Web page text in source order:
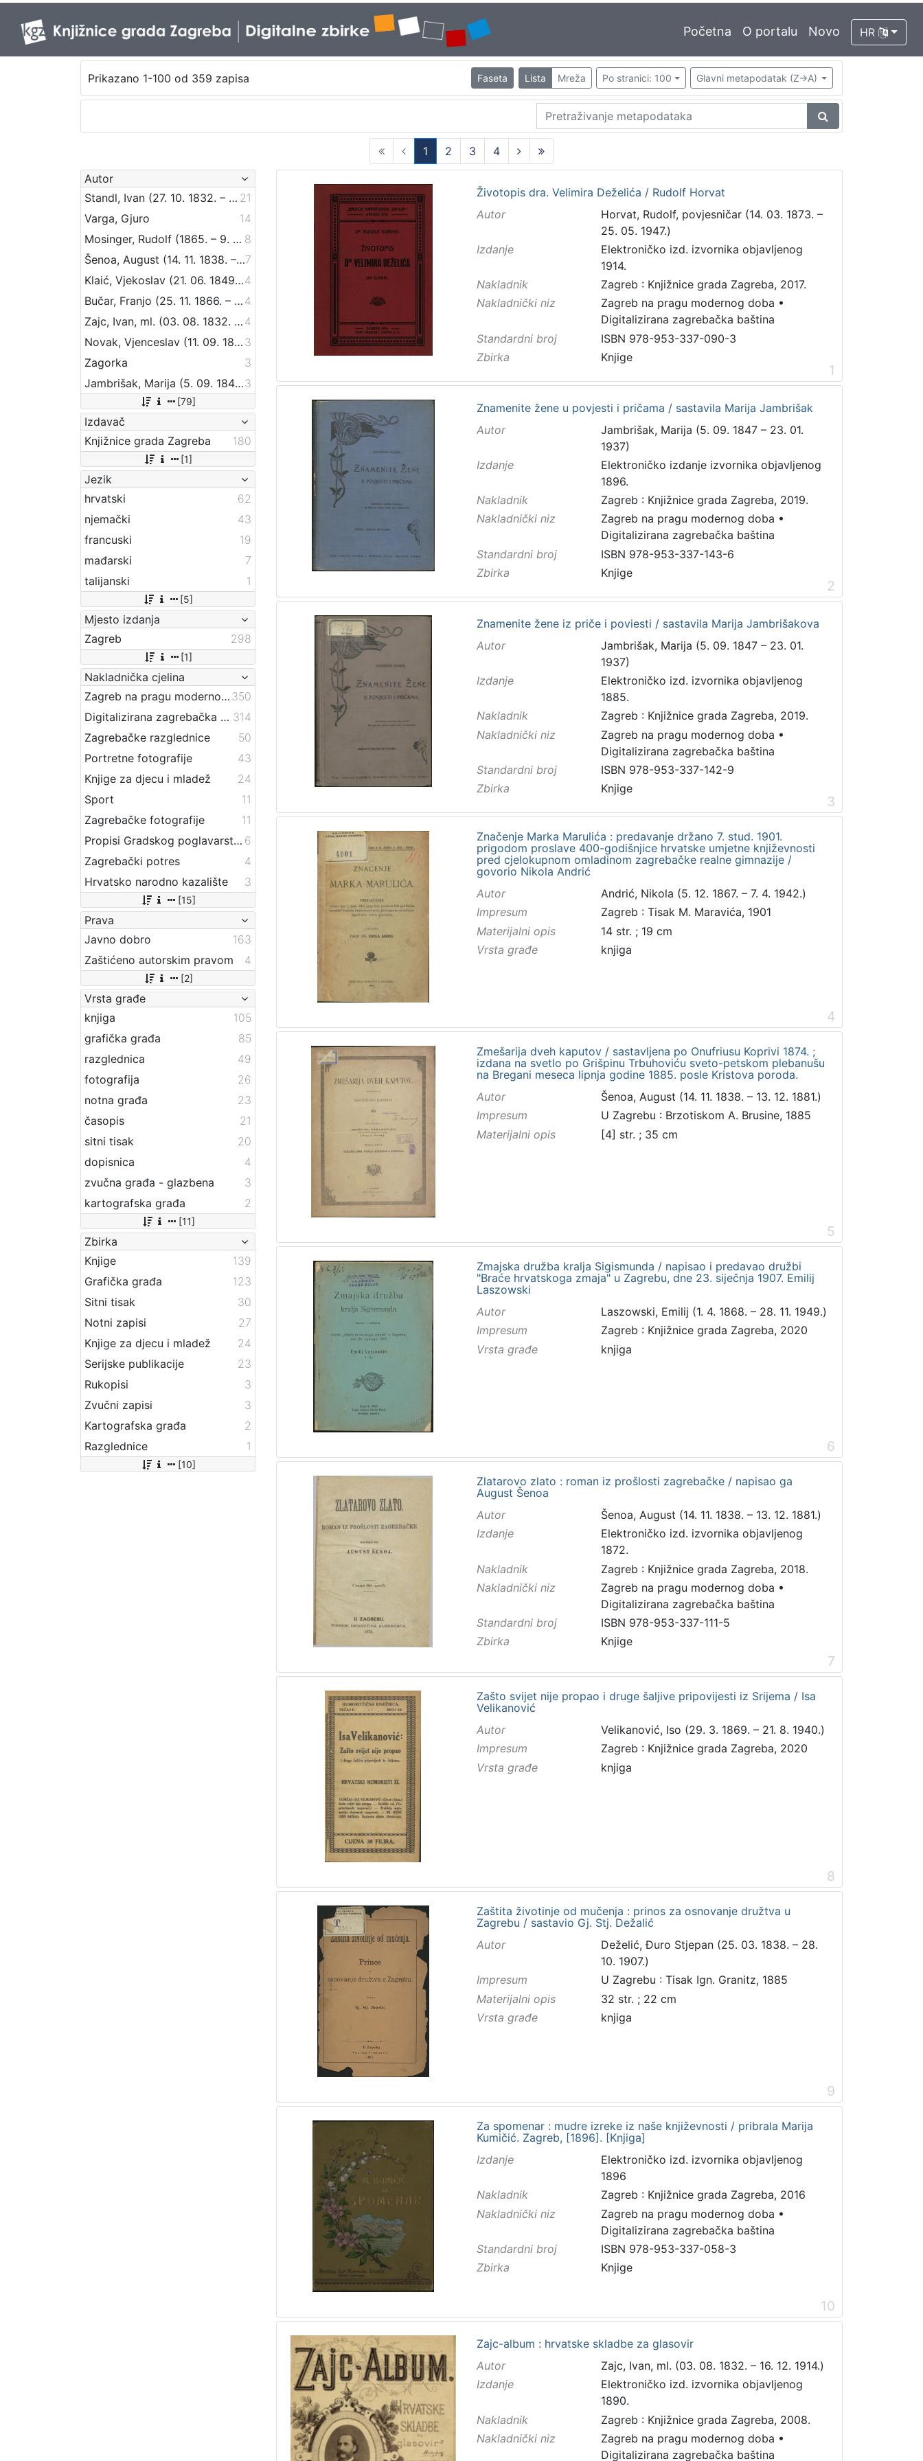
Početna O portalu Novo HR
Prikazano 1-100 od 359 zapisa Faseta Lista Mreža Po stranici: 100 Glavni metapodatak (Z->A)
1
(current)
2 3
4
Autor
Standl, Ivan (27. 10. 1832. – 30. 8. 1897.) 21
Varga, Gjuro
14
Mosinger, Rudolf (1865. – 9. 10. 1918.) 8
Šenoa, August (14. 11. 1838. – 13. 12. 1881.)7
Klaić, Vjekoslav (21. 06. 1849. – 01. 07. 1928.)4
Bučar, Franjo (25. 11. 1866. – 26. 12. 1946.) 4
Zajc, Ivan, ml. (03. 08. 1832. – 16. 12. 1914.) 4
Novak, Vjenceslav (11. 09. 1859 – 20. 09. 1905) 3
Zagorka
3
Jambrišak, Marija (5. 09. 1847 – 23. 01. 1937)3
[79]
Izdavač
Knjižnice grada Zagreba
180
[1]
Jezik
hrvatski
62
njemački
43
francuski
19
mađarski
7
talijanski
1
[5]
Mjesto izdanja
Zagreb
298
[1]
Nakladnička cjelina
Zagreb na pragu modernog doba 350
Digitalizirana zagrebačka baština 314
Zagrebačke razglednice
50
Portretne fotografije
43
Knjige za djecu i mladež
24
Sport
11
Zagrebačke fotografije
11
Propisi Gradskog poglavarstva 6
Zagrebački potres
4
Hrvatsko narodno kazalište
3
[15]
Prava
Javno dobro
163
Zaštićeno autorskim pravom
4
[2]
Vrsta građe
knjiga
105
grafička građa
85
razglednica
49
fotografija
26
notna građa
23
časopis
21
sitni tisak
20
dopisnica
4
zvučna građa - glazbena
3
kartografska građa
2
[11]
Zbirka
Knjige
139
Grafička građa
123
Sitni tisak
30
Notni zapisi
27
Knjige za djecu i mladež
24
Serijske publikacije
23
Rukopisi
3
Zvučni zapisi
3
Kartografska građa
2
Razglednice
1
[10]
Životopis dra. Velimira Deželića / Rudolf Horvat
Autor
Horvat, Rudolf, povjesničar (14. 03. 1873. –
25. 05. 1947.)
Izdanje
Elektroničko izd. izvornika objavljenog
1914.
Nakladnik
Zagreb : Knjižnice grada Zagreba, 2017.
Nakladnički niz
Zagreb na pragu modernog doba •
Digitalizirana zagrebačka baština
Standardni broj
ISBN 978-953-337-090-3
Zbirka
Knjige
1
Znamenite žene u povjesti i pričama / sastavila Marija Jambrišak
Autor
Jambrišak, Marija (5. 09. 1847 – 23. 01.
1937)
Izdanje
Elektroničko izdanje izvornika objavljenog
1896.
Nakladnik
Zagreb : Knjižnice grada Zagreba, 2019.
Nakladnički niz
Zagreb na pragu modernog doba •
Digitalizirana zagrebačka baština
Standardni broj
ISBN 978-953-337-143-6
Zbirka
Knjige
2
Znamenite žene iz priče i poviesti / sastavila Marija Jambrišakova
Autor
Jambrišak, Marija (5. 09. 1847 – 23. 01.
1937)
Izdanje
Elektroničko izd. izvornika objavljenog
1885.
Nakladnik
Zagreb : Knjižnice grada Zagreba, 2019.
Nakladnički niz
Zagreb na pragu modernog doba •
Digitalizirana zagrebačka baština
Standardni broj
ISBN 978-953-337-142-9
Zbirka
Knjige
3
Značenje Marka Marulića : predavanje držano 7. stud. 1901.
prigodom proslave 400-godišnjice hrvatske umjetne književnosti
pred cjelokupnom omladinom zagrebačke realne gimnazije /
govorio Nikola Andrić
Autor
Andrić, Nikola (5. 12. 1867. – 7. 4. 1942.)
Impresum
Zagreb : Tisak M. Maravića, 1901
Materijalni opis
14 str. ; 19 cm
Vrsta građe
knjiga
4
Zmešarija dveh kaputov / sastavljena po Onufriusu Koprivi 1874. ;
izdana na svetlo po Grišpinu Trbuhoviću sveto-petskom plebanušu
na Bregani meseca lipnja godine 1885. posle Kristova poroda.
Autor
Šenoa, August (14. 11. 1838. – 13. 12. 1881.)
Impresum
U Zagrebu : Brzotiskom A. Brusine, 1885
Materijalni opis
[4] str. ; 35 cm
5
Zmajska družba kralja Sigismunda / napisao i predavao družbi
"Braće hrvatskoga zmaja" u Zagrebu, dne 23. siječnja 1907. Emilij
Laszowski
Autor
Laszowski, Emilij (1. 4. 1868. – 28. 11. 1949.)
Impresum
Zagreb : Knjižnice grada Zagreba, 2020
Vrsta građe
knjiga
6
Zlatarovo zlato : roman iz prošlosti zagrebačke / napisao ga
August Šenoa
Autor
Šenoa, August (14. 11. 1838. – 13. 12. 1881.)
Izdanje
Elektroničko izd. izvornika objavljenog
1872.
Nakladnik
Zagreb : Knjižnice grada Zagreba, 2018.
Nakladnički niz
Zagreb na pragu modernog doba •
Digitalizirana zagrebačka baština
Standardni broj
ISBN 978-953-337-111-5
Zbirka
Knjige
7
Zašto svijet nije propao i druge šaljive pripovijesti iz Srijema / Isa
Velikanović
Autor
Velikanović, Iso (29. 3. 1869. – 21. 8. 1940.)
Impresum
Zagreb : Knjižnice grada Zagreba, 2020
Vrsta građe
knjiga
8
Zaštita životinje od mučenja : prinos za osnovanje družtva u
Zagrebu / sastavio Gj. Stj. Dežalić
Autor
Deželić, Đuro Stjepan (25. 03. 1838. – 28.
10. 1907.)
Impresum
U Zagrebu : Tisak Ign. Granitz, 1885
Materijalni opis
32 str. ; 22 cm
Vrsta građe
knjiga
9
Za spomenar : mudre izreke iz naše književnosti / pribrala Marija
Kumičić. Zagreb, [1896]. [Knjiga]
Izdanje
Elektroničko izd. izvornika objavljenog
1896
Nakladnik
Zagreb : Knjižnice grada Zagreba, 2016
Nakladnički niz
Zagreb na pragu modernog doba •
Digitalizirana zagrebačka baština
Standardni broj
ISBN 978-953-337-058-3
Zbirka
Knjige
10
Zajc-album : hrvatske skladbe za glasovir
Autor
Zajc, Ivan, ml. (03. 08. 1832. – 16. 12. 1914.)
Izdanje
Elektroničko izd. izvornika objavljenog
1890.
Nakladnik
Zagreb : Knjižnice grada Zagreba, 2008.
Nakladnički niz
Zagreb na pragu modernog doba •
Digitalizirana zagrebačka baština